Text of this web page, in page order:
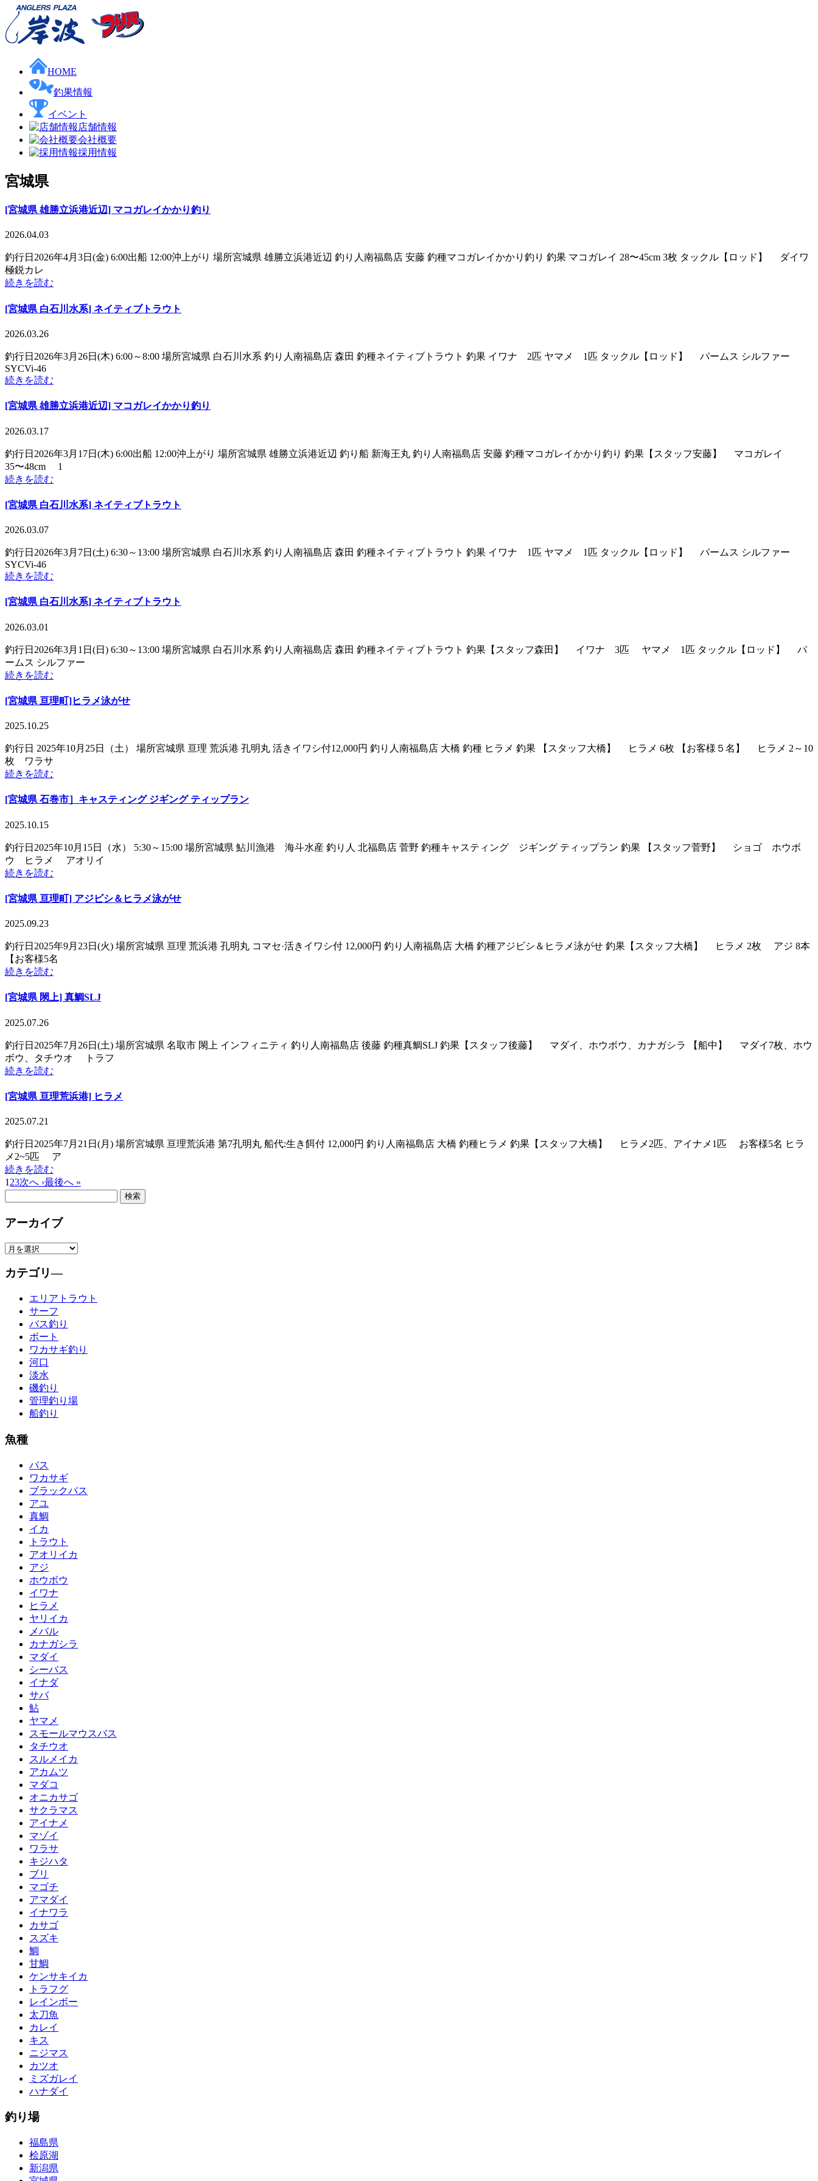
HOME
釣果情報
イベント
店舗情報
会社概要
採用情報
宮城県
[宮城県 雄勝立浜港近辺] マコガレイかかり釣り
2026.04.03
釣行日2026年4月3日(金) 6:00出船 12:00沖上がり 場所宮城県 雄勝立浜港近辺 釣り人南福島店 安藤 釣種マコガレイかかり釣り 釣果 マコガレイ 28〜45cm 3枚 タックル【ロッド】 ダイワ
極鋭カレ
続きを読む
[宮城県 白石川水系] ネイティブトラウト
2026.03.26
釣行日2026年3月26日(木) 6:00～8:00 場所宮城県 白石川水系 釣り人南福島店 森田 釣種ネイティブトラウト 釣果 イワナ 2匹 ヤマメ 1匹 タックル【ロッド】 パームス シルファー
SYCVi-46
続きを読む
[宮城県 雄勝立浜港近辺] マコガレイかかり釣り
2026.03.17
釣行日2026年3月17日(木) 6:00出船 12:00沖上がり 場所宮城県 雄勝立浜港近辺 釣り船 新海王丸 釣り人南福島店 安藤 釣種マコガレイかかり釣り 釣果【スタッフ安藤】 マコガレイ
35〜48cm 1
続きを読む
[宮城県 白石川水系] ネイティブトラウト
2026.03.07
釣行日2026年3月7日(土) 6:30～13:00 場所宮城県 白石川水系 釣り人南福島店 森田 釣種ネイティブトラウト 釣果 イワナ 1匹 ヤマメ 1匹 タックル【ロッド】 パームス シルファー
SYCVi-46
続きを読む
[宮城県 白石川水系] ネイティブトラウト
2026.03.01
釣行日2026年3月1日(日) 6:30～13:00 場所宮城県 白石川水系 釣り人南福島店 森田 釣種ネイティブトラウト 釣果【スタッフ森田】 イワナ 3匹 ヤマメ 1匹 タックル【ロッド】 パ
ームス シルファー
続きを読む
[宮城県 亘理町]ヒラメ泳がせ
2025.10.25
釣行日 2025年10月25日（土） 場所宮城県 亘理 荒浜港 孔明丸 活きイワシ付12,000円 釣り人南福島店 大橋 釣種 ヒラメ 釣果 【スタッフ大橋】 ヒラメ 6枚 【お客様５名】 ヒラメ 2～10
枚 ワラサ
続きを読む
[宮城県 石巻市］キャスティング ジギング ティップラン
2025.10.15
釣行日2025年10月15日（水） 5:30～15:00 場所宮城県 鮎川漁港 海斗水産 釣り人 北福島店 菅野 釣種キャスティング ジギング ティップラン 釣果 【スタッフ菅野】 ショゴ ホウボ
ウ ヒラメ アオリイ
続きを読む
[宮城県 亘理町] アジビシ＆ヒラメ泳がせ
2025.09.23
釣行日2025年9月23日(火) 場所宮城県 亘理 荒浜港 孔明丸 コマセ·活きイワシ付 12,000円 釣り人南福島店 大橋 釣種アジビシ＆ヒラメ泳がせ 釣果【スタッフ大橋】 ヒラメ 2枚 アジ 8本
【お客様5名
続きを読む
[宮城県 閖上] 真鯛SLJ
2025.07.26
釣行日2025年7月26日(土) 場所宮城県 名取市 閖上 インフィニティ 釣り人南福島店 後藤 釣種真鯛SLJ 釣果【スタッフ後藤】 マダイ、ホウボウ、カナガシラ 【船中】 マダイ7枚、ホウ
ボウ、タチウオ トラフ
続きを読む
[宮城県 亘理荒浜港] ヒラメ
2025.07.21
釣行日2025年7月21日(月) 場所宮城県 亘理荒浜港 第7孔明丸 船代:生き餌付 12,000円 釣り人南福島店 大橋 釣種ヒラメ 釣果【スタッフ大橋】 ヒラメ2匹、アイナメ1匹 お客様5名 ヒラ
メ2~5匹 ア
続きを読む
1 23次へ ›最後へ »
アーカイブ
カテゴリ―
エリアトラウト
サーフ
バス釣り
ボート
ワカサギ釣り
河口
淡水
磯釣り
管理釣り場
船釣り
魚種
バス
ワカサギ
ブラックバス
アユ
真鯛
イカ
トラウト
アオリイカ
アジ
ホウボウ
イワナ
ヒラメ
ヤリイカ
メバル
カナガシラ
マダイ
シーバス
イナダ
サバ
鮎
ヤマメ
スモールマウスバス
タチウオ
スルメイカ
アカムツ
マダコ
オニカサゴ
サクラマス
アイナメ
マゾイ
ワラサ
キジハタ
ブリ
マゴチ
アマダイ
イナワラ
カサゴ
スズキ
鯛
甘鯛
ケンサキイカ
トラフグ
レインボー
太刀魚
カレイ
キス
ニジマス
カツオ
ミズガレイ
ハナダイ
釣り場
福島県
桧原湖
新潟県